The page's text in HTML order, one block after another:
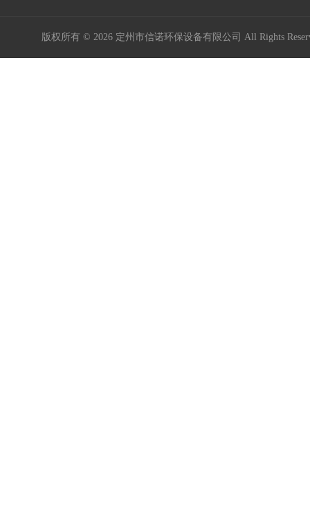
版权所有 © 2026 定州市信诺环保设备有限公司 All Rights